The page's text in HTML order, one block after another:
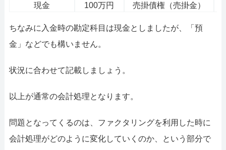
現金
100万円 売掛債権（売掛金）
ちなみに入金時の勘定科目は現金としましたが、「預
金」などでも構いません。
状況に合わせて記載しましょう。
以上が通常の会計処理となります。
問題となってくるのは、ファクタリングを利用した時に
会計処理がどのように変化していくのか、という部分で